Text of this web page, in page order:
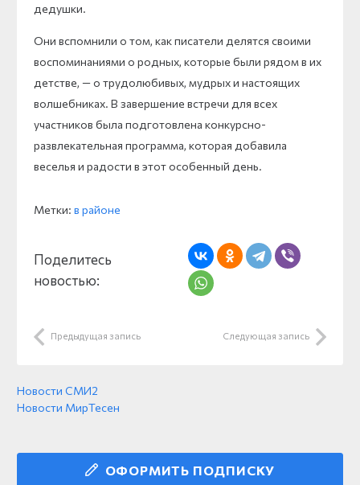
дедушки.
Они вспомнили о том, как писатели делятся своими
воспоминаниями о родных, которые были рядом в их
детстве, — о трудолюбивых, мудрых и настоящих
волшебниках. В завершение встречи для всех
участников была подготовлена конкурсно-
развлекательная программа, которая добавила
веселья и радости в этот особенный день.
Метки: в районе
Поделитесь
новостью:
Предыдущая запись Следующая запись
Новости СМИ2
Новости МирТесен
ОФОРМИТЬ ПОДПИСКУ